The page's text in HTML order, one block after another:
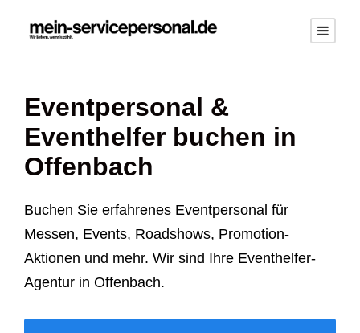
Eventpersonal &
Eventhelfer buchen in
Offenbach
Buchen Sie erfahrenes Eventpersonal für
Messen, Events, Roadshows, Promotion-
Aktionen und mehr. Wir sind Ihre Eventhelfer-
Agentur in Offenbach.